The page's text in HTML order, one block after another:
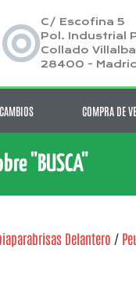
C/ Escofina 5
Pol. Industrial
Collado Villalba
28400 - Madrid
COMPRA DE
"BUSCA"
Delantero /